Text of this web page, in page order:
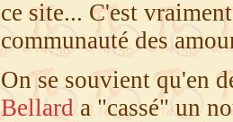
ce site... C'est
communauté des
On se souvient qu'en
Bellard a "cassé" un